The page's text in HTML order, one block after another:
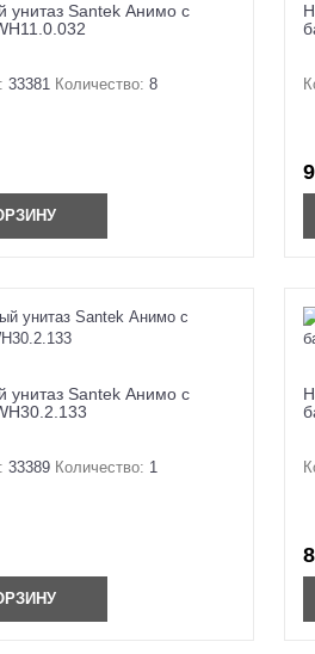
унитаз Santek Анимо с
33381 Количество: 8
унитаз Santek Анимо с
33389 Количество: 1